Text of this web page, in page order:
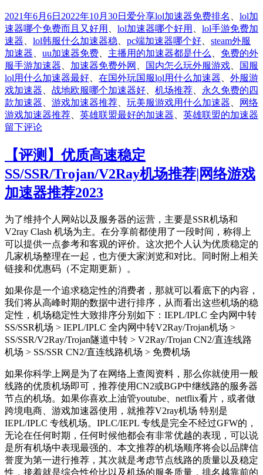
发
布
于
2021年6月6日 2022年10月30日 分
类
爱分享标
签
lol加速器免费排名
lol加
速器哪个免费而且又好用
lol加速器哪个好用
lol手游免费加
速器
lol韩服什么加速器稳 pc端加速器哪个好
steam外服
加速器
uu加速器免费 主播用的加速器都是什么
免费的外
服手游加速器
加速器免费外网 国内怎么玩外服游戏
国服
lol用什么加速器最好
在国外玩国服lol用什么加速器
外服游
戏加速器
战地欧服哪个加速器好 机场推荐
永久免费的四
款加速器
游戏加速器推荐 玩美服游戏用什么加速器
网络
游戏加速器推荐
英雄联盟最好的加速器 英雄联盟的加速器
留下评论
【评测】优质高速稳定
SS/SSR/Trojan/V2Ray机场推荐|网络游戏
加速器推荐2023
为了维持个人网站以及服务器的运营，主要是SSR机场和
V2ray Clash 机场为主。在分享前都使用了一段时间，称得上
可以提供一点参考和客观的评价。这次把个人认为优质稳定的
几家机场整理在一起，也方便大家浏览和对比。同时附上相关
链接和优惠码（不定期更新）。
如果你是一个追求稳定性的消费者，那就可以看底下的内容，
我们将从高峰时期的数据中进行排序，从而看出这些机场的稳
定性，机场稳定性大致排序分别如下：IEPL/IPLC 全内网中转
SS/SSR机场 > IEPL/IPLC 全内网中转V2Ray/Trojan机场 >
SS/SSR/V2Ray/Trojan隧道中转 > V2Ray/Trojan CN2/直连线路
机场 > SS/SSR CN2/直连线路机场 > 免费机场
如果你科学上网是为了在网络上查阅资料，那么你就使用一般
线路的优质机场即可，推荐使用CN2或BGP中继线路的服务器
节点的机场。如果你喜欢上油管youtube、netflix看片，或者做
跨境电商、游戏加速器使用，就推荐V2ray机场 特别是
IEPL/IPLC 专线机场。IPLC/IEPL 专线是完全不经过GFW的，
无论在任何时期，任何时候他都会有非常优越的表现，可以说
是所有机场中表现最强的。本文推荐的机场顺序将会以品牌信
誉度为第一进行推荐，其次就是考虑节点线路的质量以及稳定
性，接着就是综合性价比以及机场的服务质量，排名越靠前的